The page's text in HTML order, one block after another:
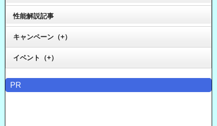
性能解説記事
キャンペーン（+）
イベント（+）
PR